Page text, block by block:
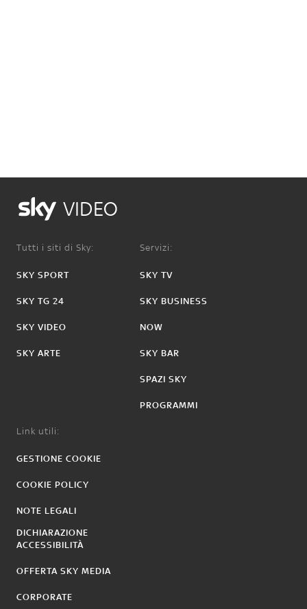
VIDEO
Tutti i siti di Sky:
SKY SPORT
SKY TG 24
SKY VIDEO
SKY ARTE
Servizi:
SKY TV
SKY BUSINESS
NOW
SKY BAR
SPAZI SKY
PROGRAMMI
Link utili:
GESTIONE COOKIE
COOKIE POLICY
NOTE LEGALI
DICHIARAZIONE
ACCESSIBILITÀ
OFFERTA SKY MEDIA
CORPORATE